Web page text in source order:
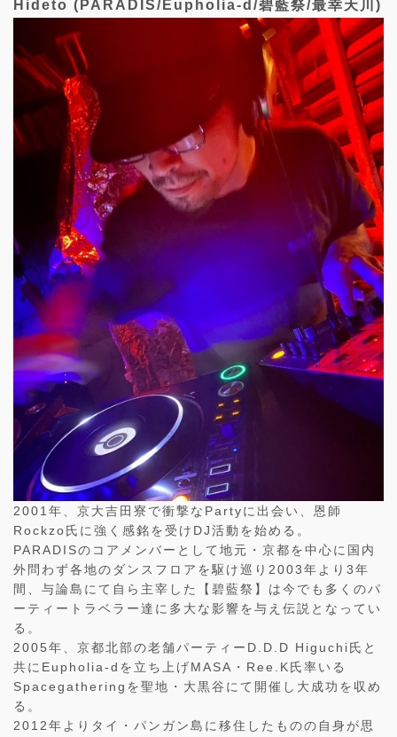
Hideto (PARADIS/Eupholia-d/碧藍祭/最幸天川)
2001年、京大吉田寮で衝撃なPartyに出会い、恩師
Rockzo氏に強く感銘を受けDJ活動を始める。
PARADISのコアメンバーとして地元・京都を中心に国内
外問わず各地のダンスフロアを駆け巡り2003年より3年
間、与論島にて自ら主宰した【碧藍祭】は今でも多くのパ
ーティートラベラー達に多大な影響を与え伝説となってい
る。
2005年、京都北部の老舗パーティーD.D.D Higuchi氏と
共にEupholia-dを立ち上げMASA・Ree.K氏率いる
Spacegatheringを聖地・大黒谷にて開催し大成功を収め
る。
2012年よりタイ・パンガン島に移住したものの自身が思